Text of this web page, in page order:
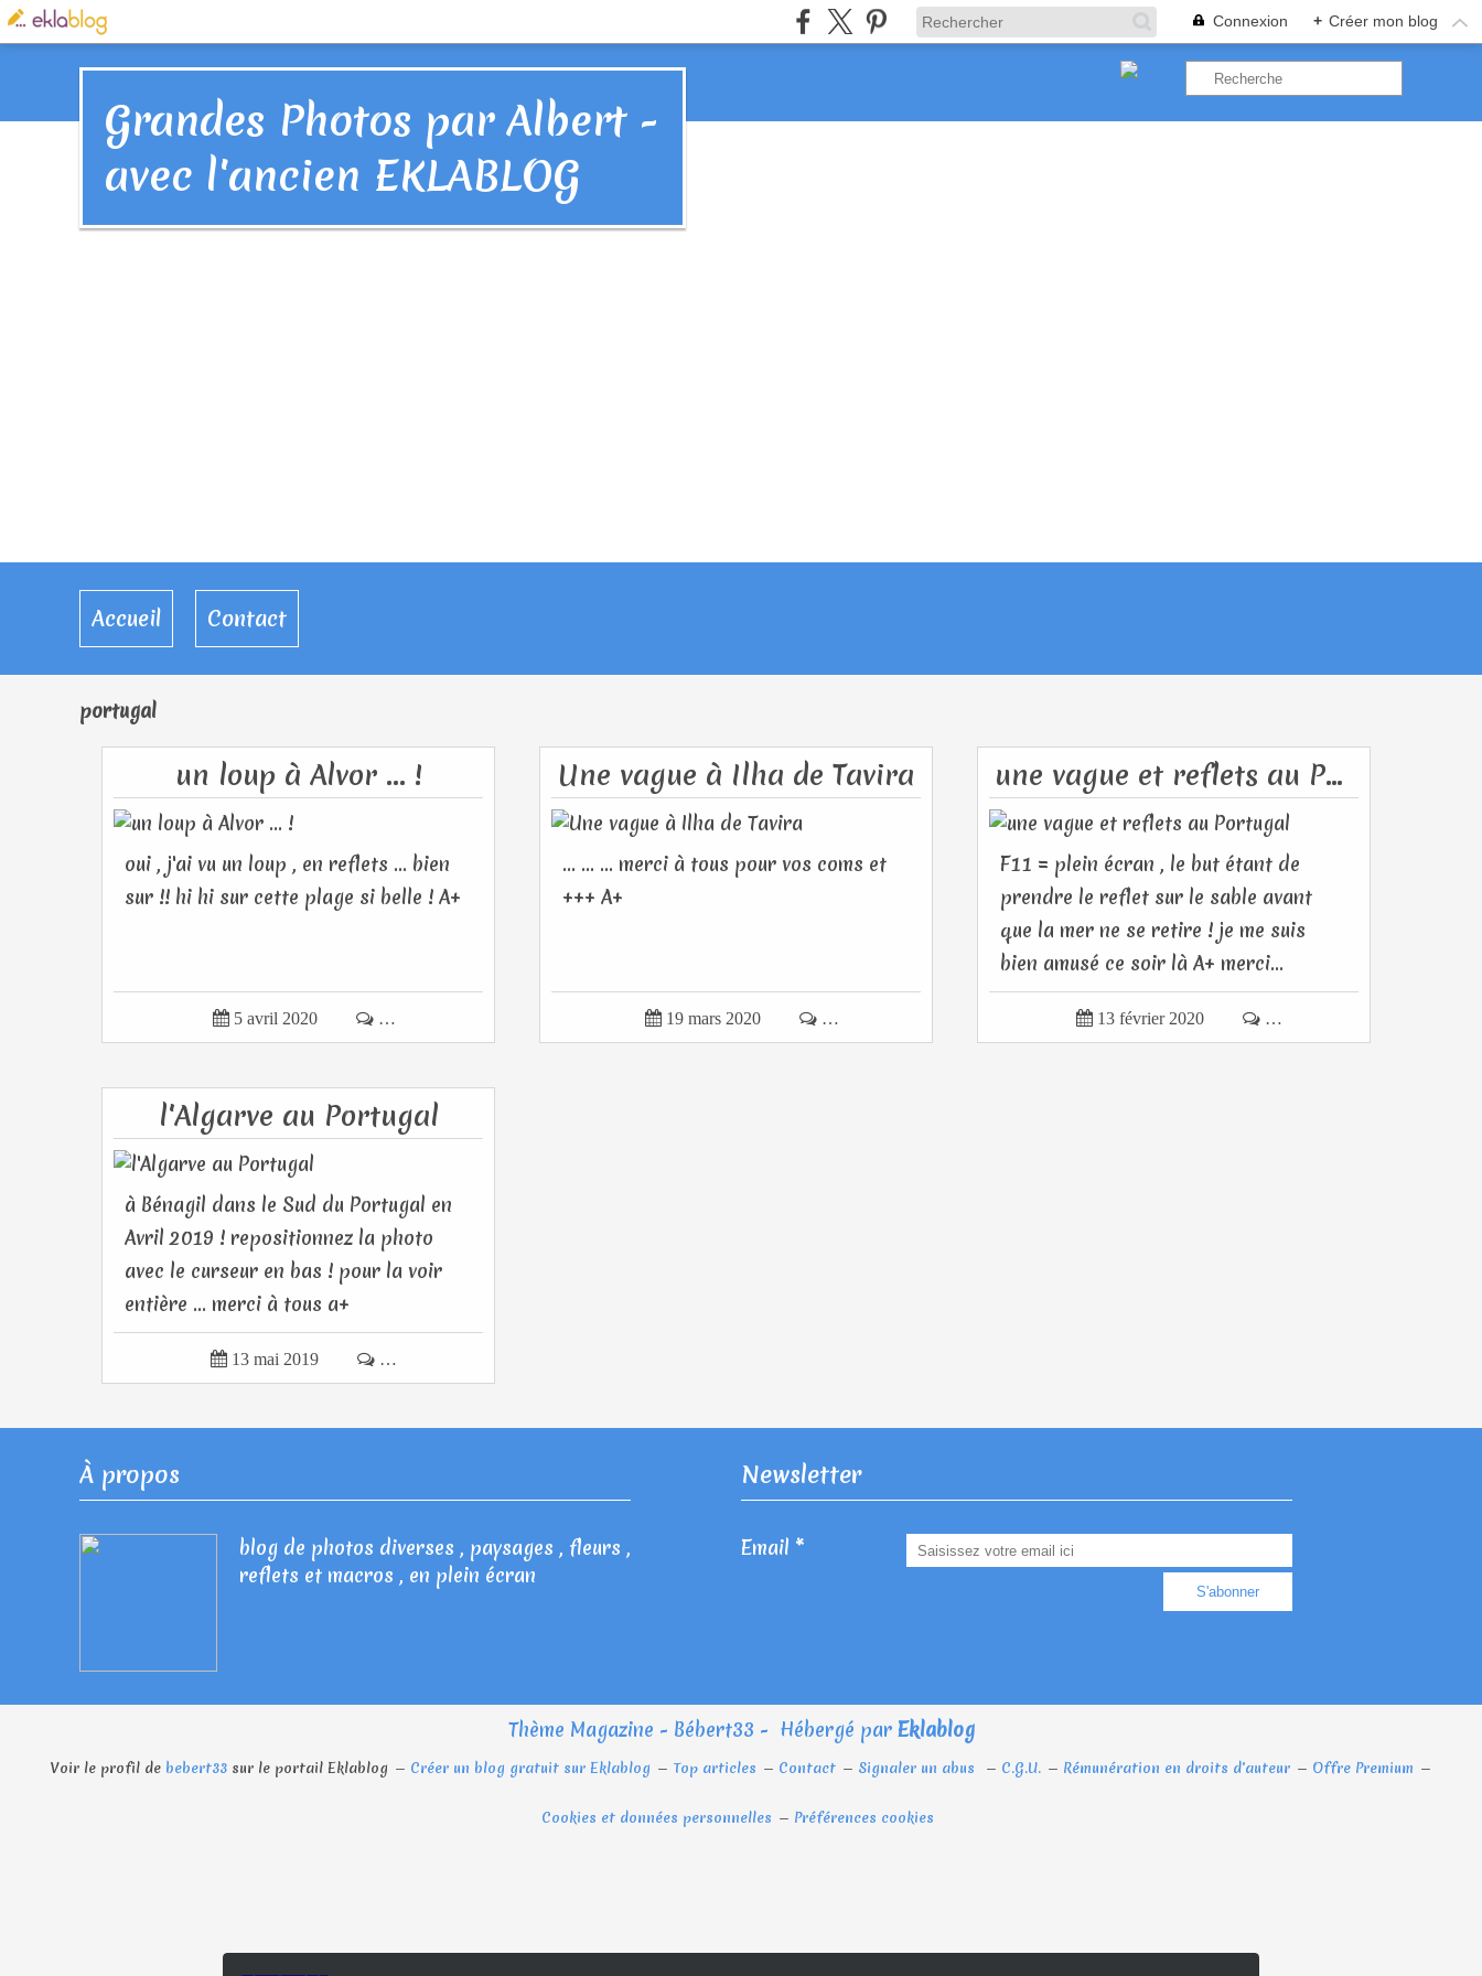
Connexion + Créer mon blog
Grandes Photos par Albert -
avec l'ancien EKLABLOG
Accueil Contact
portugal
un loup à Alvor ... !
oui , j'ai vu un loup , en reflets ... bien
sur !! hi hi sur cette plage si belle ! A+
 5 avril 2020  …
Une vague à Ilha de Tavira
... ... ... merci à tous pour vos coms et
+++ A+
 19 mars 2020  …
une vague et reflets au Portugal
F11 = plein écran , le but étant de
prendre le reflet sur le sable avant
que la mer ne se retire ! je me suis
bien amusé ce soir là A+ merci...
 13 février 2020  …
l'Algarve au Portugal
à Bénagil dans le Sud du Portugal en
Avril 2019 ! repositionnez la photo
avec le curseur en bas ! pour la voir
entière ... merci à tous a+
 13 mai 2019  …
À propos
blog de photos diverses , paysages , fleurs ,
reflets et macros , en plein écran
Newsletter
Email
Thème Magazine - Bébert33 - Hébergé par Eklablog
Voir le profil de bebert33 sur le portail Eklablog Créer un blog gratuit sur Eklablog Top articles Contact Signaler un abus C.G.U. Rémunération en droits d'auteur Offre Premium
Cookies et données personnelles Préférences cookies